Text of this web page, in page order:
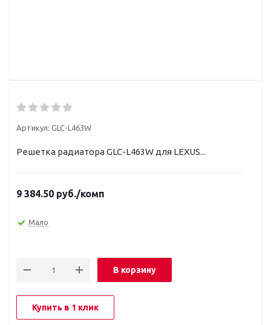
Артикул: GLC-L463W
Решетка радиатора GLC-L463W для LEXUS...
9 384.50 руб./комп
Мало
В корзину
Купить в 1 клик